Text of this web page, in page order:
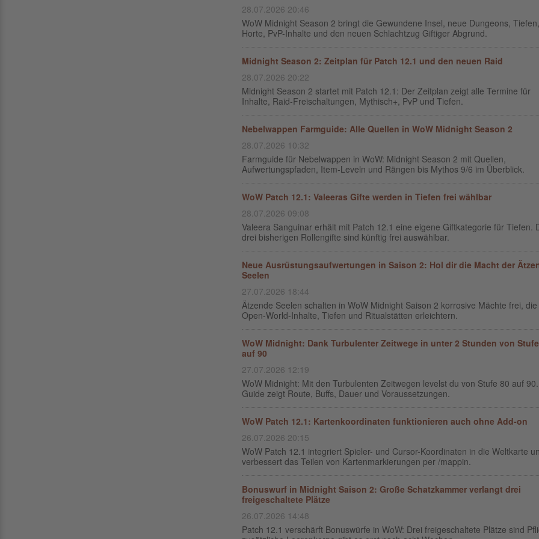
28.07.2026 20:46
WoW Midnight Season 2 bringt die Gewundene Insel, neue Dungeons, Tiefen,
Horte, PvP-Inhalte und den neuen Schlachtzug Giftiger Abgrund.
Midnight Season 2: Zeitplan für Patch 12.1 und den neuen Raid
28.07.2026 20:22
Midnight Season 2 startet mit Patch 12.1: Der Zeitplan zeigt alle Termine für
Inhalte, Raid-Freischaltungen, Mythisch+, PvP und Tiefen.
Nebelwappen Farmguide: Alle Quellen in WoW Midnight Season 2
28.07.2026 10:32
Farmguide für Nebelwappen in WoW: Midnight Season 2 mit Quellen,
Aufwertungspfaden, Item-Leveln und Rängen bis Mythos 9/6 im Überblick.
WoW Patch 12.1: Valeeras Gifte werden in Tiefen frei wählbar
28.07.2026 09:08
Valeera Sanguinar erhält mit Patch 12.1 eine eigene Giftkategorie für Tiefen.
drei bisherigen Rollengifte sind künftig frei auswählbar.
Neue Ausrüstungsaufwertungen in Saison 2: Hol dir die Macht der
Seelen
27.07.2026 18:44
Ätzende Seelen schalten in WoW Midnight Saison 2 korrosive Mächte frei, die
Open-World-Inhalte, Tiefen und Ritualstätten erleichtern.
WoW Midnight: Dank Turbulenter Zeitwege in unter 2 Stunden von
auf 90
27.07.2026 12:19
WoW Midnight: Mit den Turbulenten Zeitwegen levelst du von Stufe 80 auf
Guide zeigt Route, Buffs, Dauer und Voraussetzungen.
WoW Patch 12.1: Kartenkoordinaten funktionieren auch ohne Add-on
26.07.2026 20:15
WoW Patch 12.1 integriert Spieler- und Cursor-Koordinaten in die Weltkarte
verbessert das Teilen von Kartenmarkierungen per /mappin.
Bonuswurf in Midnight Saison 2: Große Schatzkammer verlangt drei
freigeschaltete Plätze
26.07.2026 14:48
Patch 12.1 verschärft Bonuswürfe in WoW: Drei freigeschaltete Plätze sind